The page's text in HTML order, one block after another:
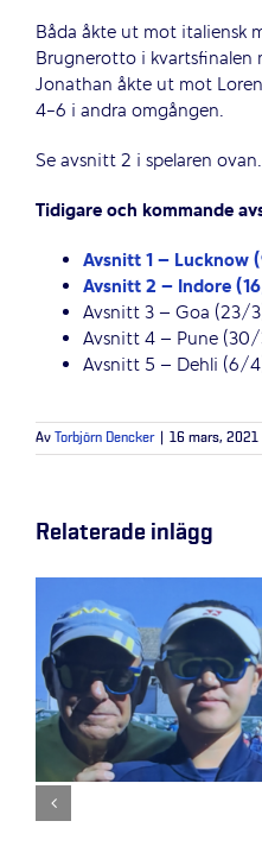
Båda åkte ut mot italiensk
Brugnerotto i
Jonathan åkte ut mot
4-6 i andra omgången.
Se avsnitt 2 i spelaren ovan.
Tidigare och kommande
Avsnitt 1 – Lucknow
Avsnitt 2 – Indore
Avsnitt 3 – Goa (23/
Avsnitt 4 – Pune
Avsnitt 5 – Dehli (6/
Av Torbjörn Dencker 16 mars, 2021
Relaterade inlägg